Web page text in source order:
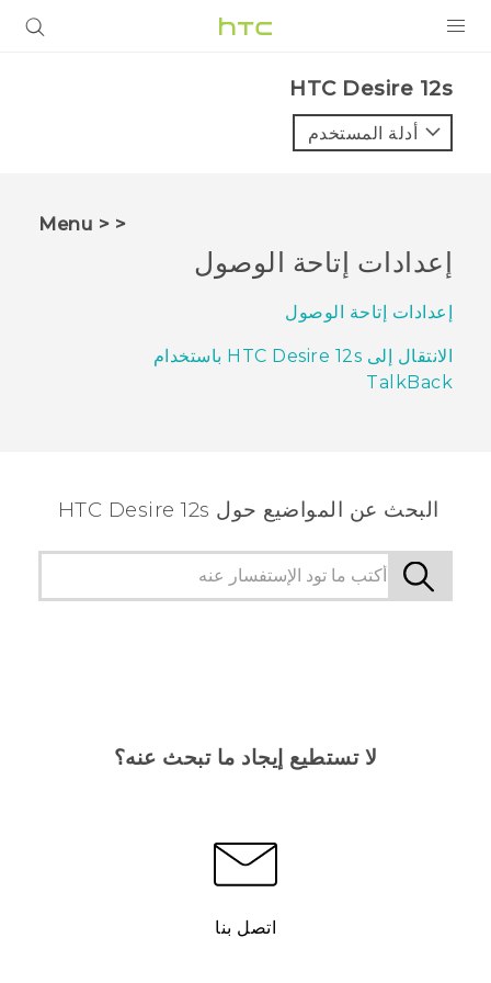
VIVE
VIVERSE
البرامج + التطبيقات
الدعم
HTC Desire 12s‎
أدلة المستخدم
< < Menu
إعدادات إتاحة الوصول
إعدادات إتاحة الوصول
الانتقال إلى HTC Desire 12s باستخدام
TalkBack
البحث عن المواضيع حول HTC Desire 12s
لا تستطيع إيجاد ما تبحث عنه؟
اتصل بنا